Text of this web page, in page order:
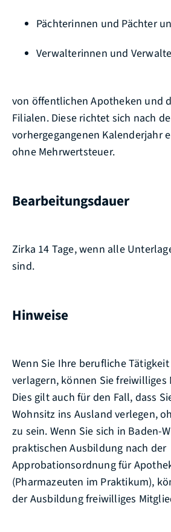
Pächterinnen und Pächter
Verwalterinnen und
von öffentlichen Apotheken und
Filialen. Diese richtet sich nach
vorhergegangenen Kalenderjahr
ohne Mehrwertsteuer.
Bearbeitungsdauer
Zirka 14 Tage, wenn alle
sind.
Hinweise
Wenn Sie Ihre berufliche
verlagern, können Sie
Dies gilt auch für den Fall, dass
Wohnsitz ins Ausland verlegen,
zu sein. Wenn Sie sich in Baden-
praktischen Ausbildung nach der
Approbationsordnung für
(Pharmazeuten im Praktikum),
der Ausbildung freiwilliges